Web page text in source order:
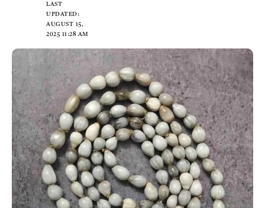
LAST
UPDATED:
AUGUST 15,
2025 11:28 AM